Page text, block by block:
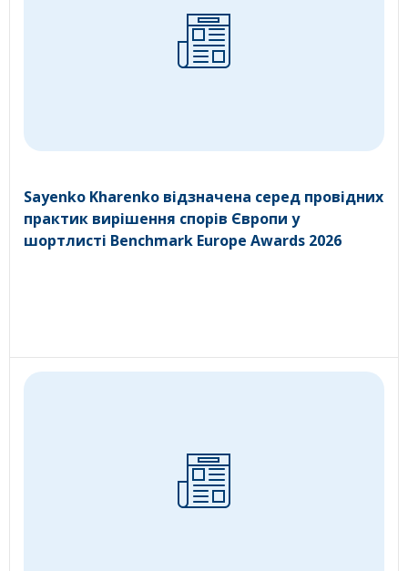
Sayenko Kharenko відзначена серед провідних
практик вирішення спорів Європи у
шортлисті Benchmark Europe Awards 2026